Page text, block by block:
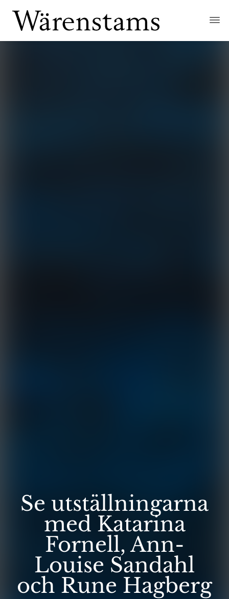
Se utställningarna
med Katarina
Fornell, Ann-
Louise Sandahl
och Rune Hagberg